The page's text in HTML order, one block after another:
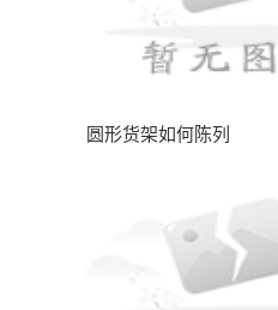
圆形货架如何陈列